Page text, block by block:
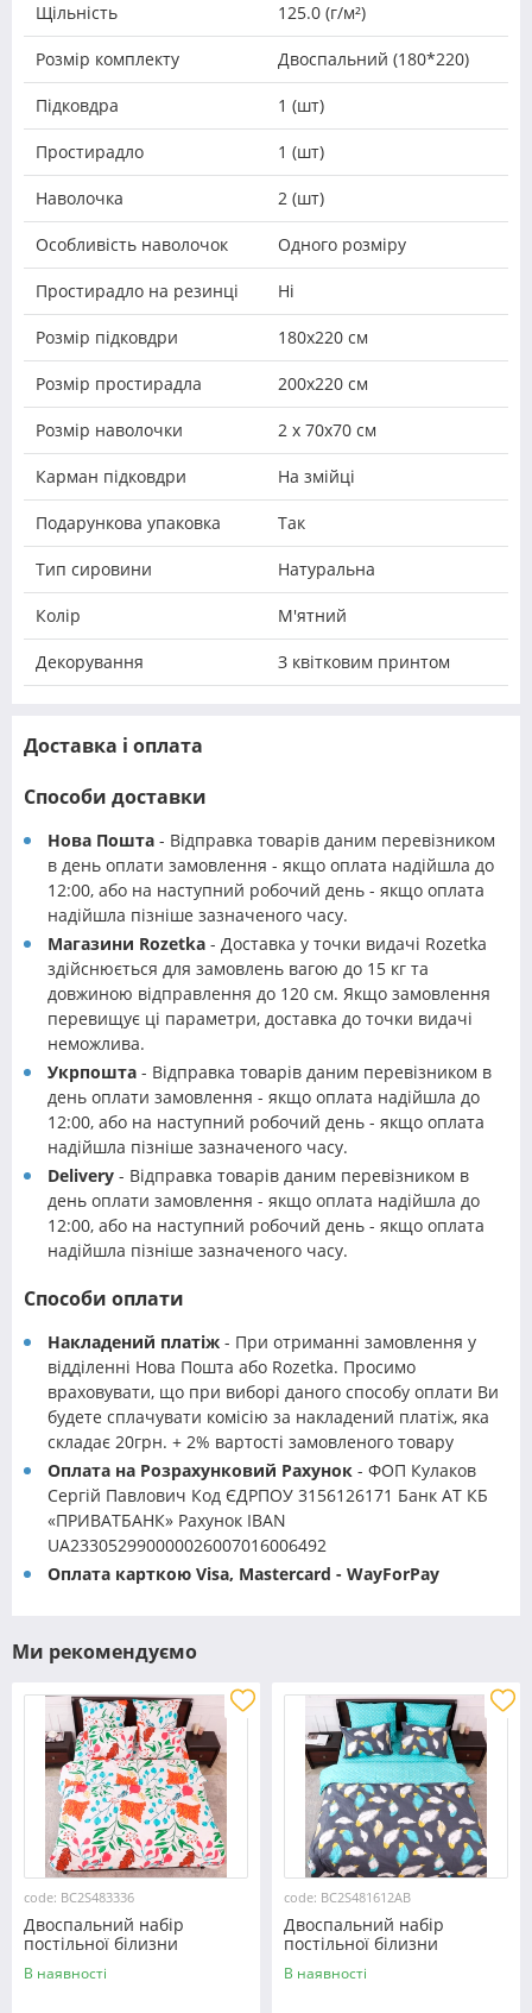
Щільність 125.0 (г/м²)
Розмір комплекту Двоспальний (180*220)
Підковдра 1 (шт)
Простирадло 1 (шт)
Наволочка 2 (шт)
Особливість наволочок Одного розміру
Простирадло на резинці Ні
Розмір підковдри 180х220 см
Розмір простирадла 200х220 см
Розмір наволочки 2 х 70х70 см
Карман підковдри На змійці
Подарункова упаковка Так
Тип сировини Натуральна
Колір М'ятний
Декорування З квітковим принтом
Доставка і оплата
Способи доставки
Нова Пошта - Відправка товарів даним перевізником
в день оплати замовлення - якщо оплата надійшла до
12:00, або на наступний робочий день - якщо оплата
надійшла пізніше зазначеного часу.
Магазини Rozetka - Доставка у точки видачі Rozetka
здійснюється для замовлень вагою до 15 кг та
довжиною відправлення до 120 см. Якщо замовлення
перевищує ці параметри, доставка до точки видачі
неможлива.
Укрпошта - Відправка товарів даним перевізником в
день оплати замовлення - якщо оплата надійшла до
12:00, або на наступний робочий день - якщо оплата
надійшла пізніше зазначеного часу.
Delivery - Відправка товарів даним перевізником в
день оплати замовлення - якщо оплата надійшла до
12:00, або на наступний робочий день - якщо оплата
надійшла пізніше зазначеного часу.
Способи оплати
Накладений платіж - При отриманні замовлення у
відділенні Нова Пошта або Rozetka. Просимо
враховувати, що при виборі даного способу оплати Ви
будете сплачувати комісію за накладений платіж, яка
складає 20грн. + 2% вартості замовленого товару
Оплата на Розрахунковий Рахунок - ФОП Кулаков
Сергій Павлович Код ЄДРПОУ 3156126171 Банк АТ КБ
«ПРИВАТБАНК» Рахунок IBAN
UA233052990000026007016006492
Оплата карткою Visa, Mastercard - WayForPay
Ми рекомендуємо
code: BC2S483336
Двоспальний набір
постільної білизни
180*220 із Сатину
№483336 Черешенка™
В наявності
code: BC2S481612AB
Двоспальний набір
постільної білизни
180*220 із Сатину
№481612AB Черешенка™
В наявності